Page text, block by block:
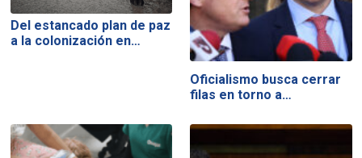
Del estancado plan de paz
a la colonización en…
Oficialismo busca cerrar
filas en torno a…